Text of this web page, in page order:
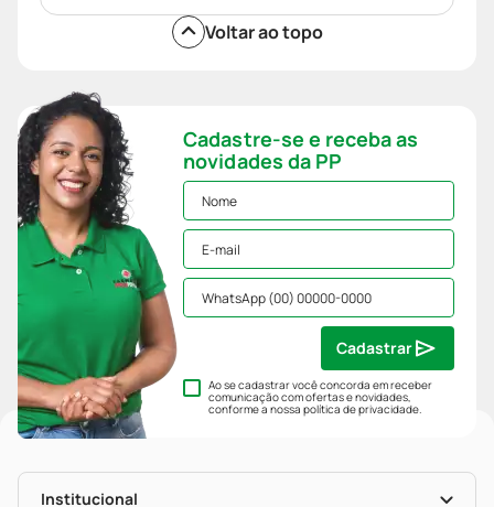
Voltar ao topo
Cadastre-se e receba as
novidades da PP
Ao se cadastrar você concorda em receber
comunicação com ofertas e novidades,
conforme a nossapolítica de privacidade.
Cadastrar
Institucional